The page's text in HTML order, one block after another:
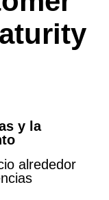
y la
alrededor